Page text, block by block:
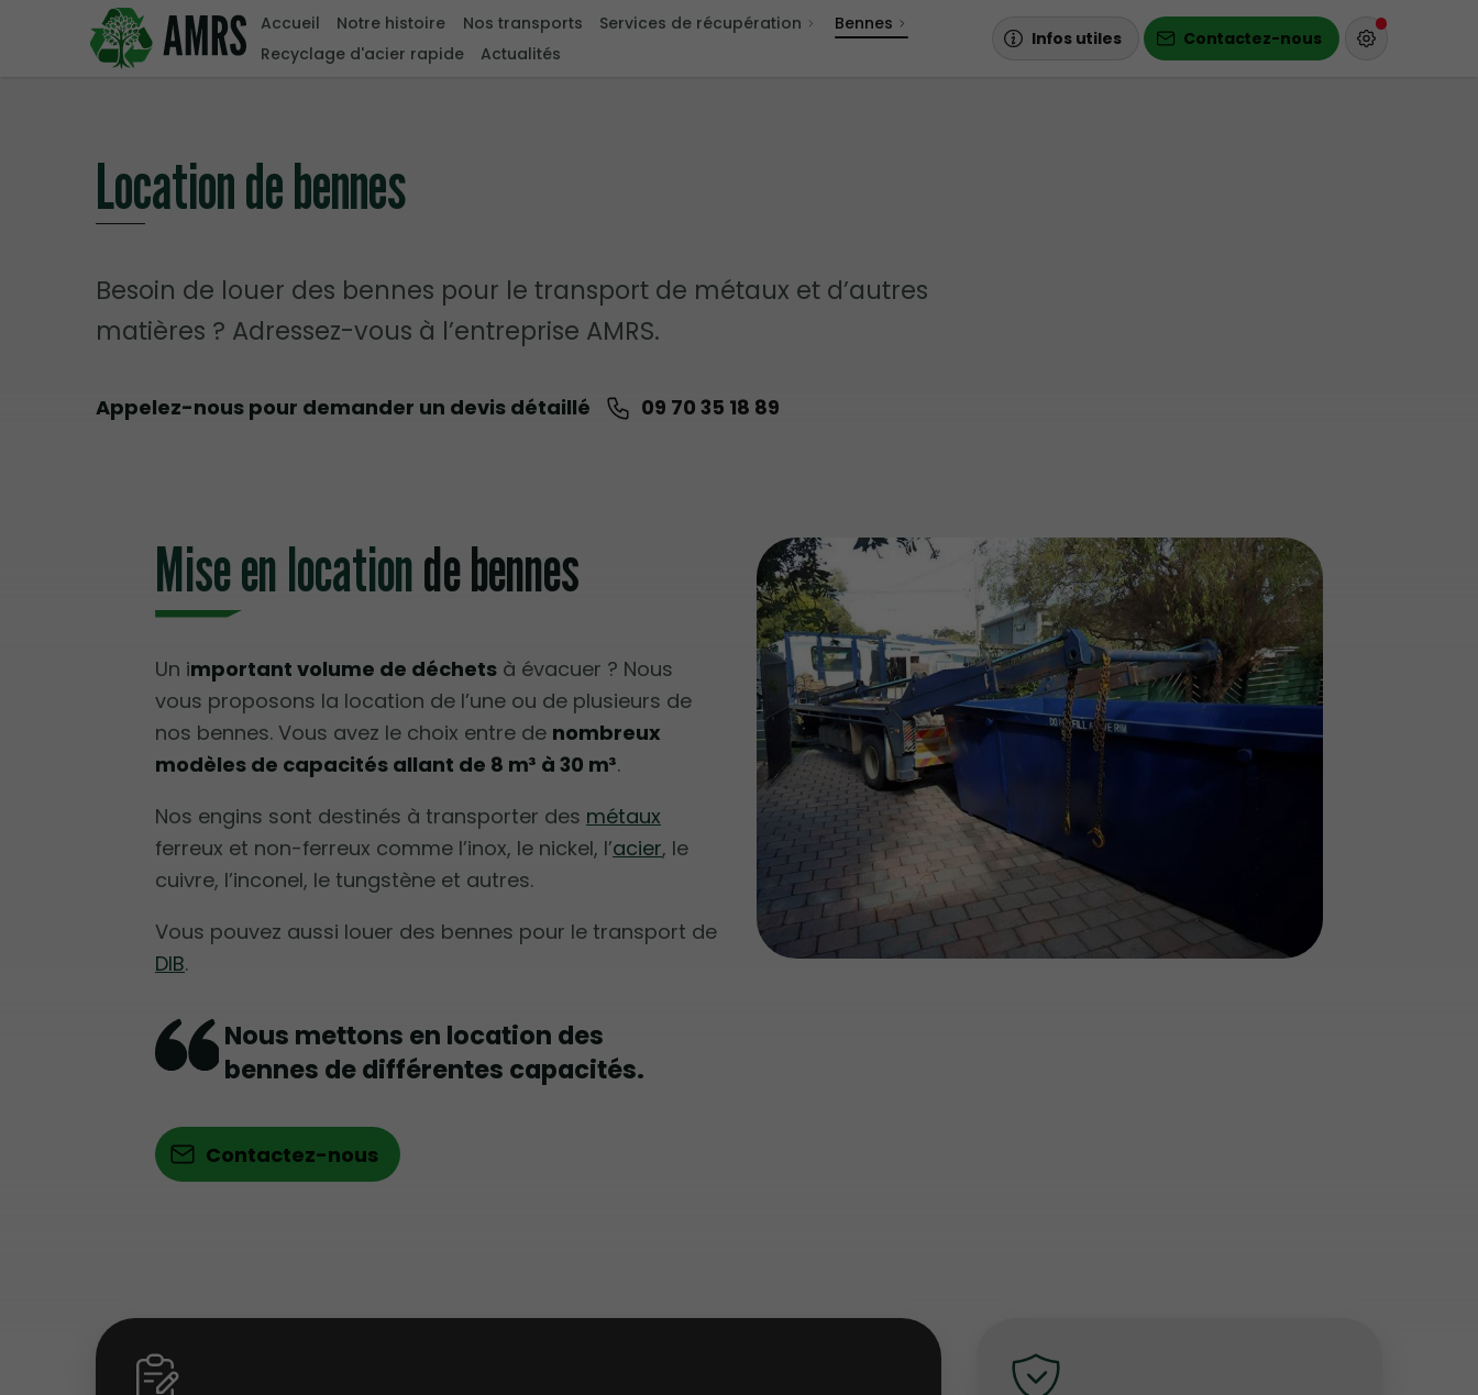
Accueil Notre histoire Nos transports Services de récupération
Bennes
Recyclage d'acier rapide
Actualités
Infos utiles Contactez-nous
Location de bennes
Besoin de louer des bennes pour le transport de métaux et d’autres
matières ? Adressez-vous à l’entreprise AMRS.
Appelez-nous pour demander un devis détaillé 09 70 35 18 89
Mise en locationde bennes
Un important volume de déchets à évacuer ? Nous
vous proposons la location de l’une ou de plusieurs de
nos bennes. Vous avez le choix entre de nombreux
modèles de capacités allant de 8 m³ à 30 m³.
Nos engins sont destinés à transporter des métaux
ferreux et non-ferreux comme l’inox, le nickel, l’acier, le
cuivre, l’inconel, le tungstène et autres.
Vous pouvez aussi louer des bennes pour le transport de
DIB.
Nous mettons en location des
bennes de différentes capacités.
Contactez-nous